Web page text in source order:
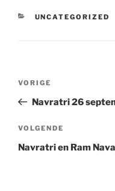
CATEGORIEËN
UNCATEGORIZED
Vorig
bericht
VORIGE
Navratri 26
Volgend
bericht
VOLGENDE
Navratri en Ram